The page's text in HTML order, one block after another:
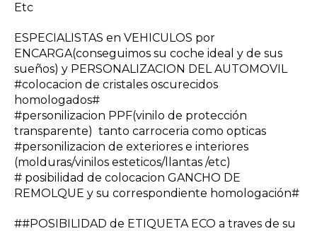
Etc
ESPECIALISTAS en VEHICULOS por
ENCARGA(conseguimos su coche ideal y de sus
sueños) y PERSONALIZACION DEL AUTOMOVIL
#colocacion de cristales oscurecidos
homologados#
#personilizacion PPF(vinilo de protección
transparente) tanto carroceria como opticas
#personilizacion de exteriores e interiores
(molduras/vinilos esteticos/llantas /etc)
# posibilidad de colocacion GANCHO DE
REMOLQUE y su correspondiente homologación#
##POSIBILIDAD de ETIQUETA ECO a traves de su